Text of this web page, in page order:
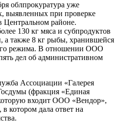
облпрокуратура уже
выявленных при проверке
Центральном районе.
130 кг мяса и субпродуктов
а также 8 кг рыбы, хранившейся
режима. В отношении ООО
дел об административном
Ассоциации «Галерея
(фракция «Единая
входит ООО «Вендор»,
котором дала ответ на